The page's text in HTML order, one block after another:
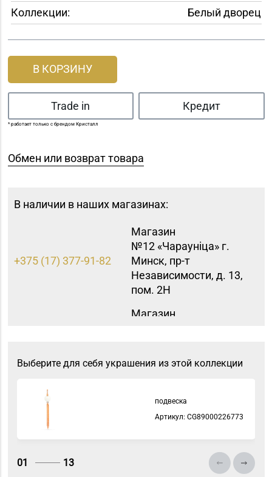
Коллекции:
Белый дворец
В КОРЗИНУ
Trade in Кредит
* работает только с брендом Кристалл
Обмен или возврат товара
В наличии в наших магазинах:
+375 (17) 377-91-82
Магазин
№12 «Чараунiца» г.
Минск, пр-т
Независимости, д. 13,
пом. 2Н
Магазин
8 (0232) 33-63-06, 33-
63-05, 33-63-07
пр-т Победы, д. 18
Выберите для себя украшения из этой коллекции
подвеска
Артикул: СG89000226773
01 13